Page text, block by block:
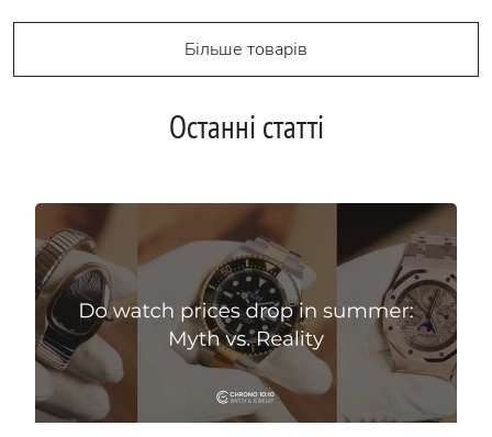
Більше товарів
Останні статті